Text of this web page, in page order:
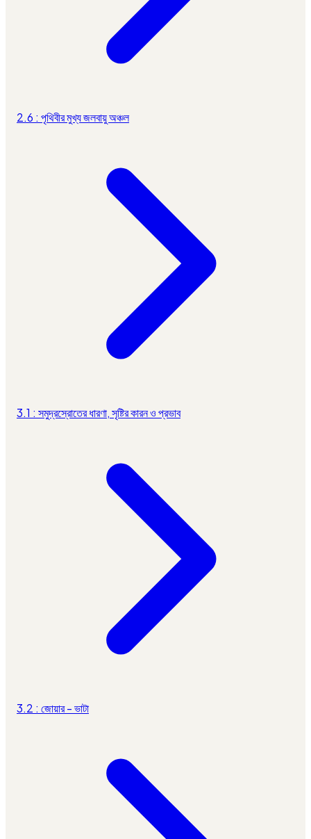
2.6 : পৃথিবীর মুখ্য জলবায়ু অঞ্চল
3.1 : সমুদ্রস্রোতের ধারণা, সৃষ্টির কারন ও প্রভাব
3.2 : জোয়ার - ভাটা